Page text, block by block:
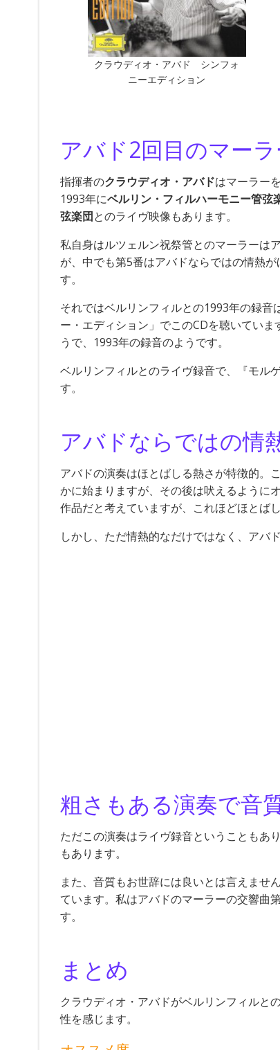
クラウディオ・アバド シンフォ
ニーエディション
アバド2回目のマー
指揮者のクラウディオ・アバドはマーラー
1993年にベルリン・フィルハーモニー管弦
弦楽団とのライヴ映像もあります。
私自身はルツェルン祝祭管とのマーラーは
が、中でも第5番はアバドならではの情熱
す。
それではベルリンフィルとの1993年の録
ー・エディション」でこのCDを聴いてい
うで、1993年の録音のようです。
ベルリンフィルとのライヴ録音で、『モル
す。
アバドならではの情
アバドの演奏はほとばしる熱さが特徴的。
かに始まりますが、その後は吠えるように
作品だと考えていますが、これほどほとば
しかし、ただ情熱的なだけではなく、アバ
粗さもある演奏で音
ただこの演奏はライヴ録音ということもあ
もあります。
また、音質もお世辞には良いとは言えませ
ています。私はアバドのマーラーの交響曲
す。
まとめ
クラウディオ・アバドがベルリンフィルと
性を感じます。